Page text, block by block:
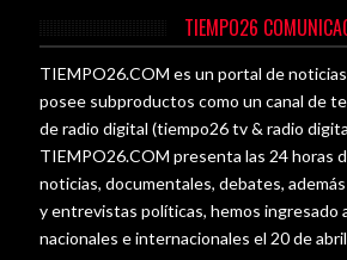
TIEMPO26
TIEMPO26.COM es un portal de
posee subproductos como un canal de
de radio digital (tiempo26 tv & radio
TIEMPO26.COM presenta las 24 horas
noticias, documentales, debates,
y entrevistas políticas, hemos ingresado
nacionales e internacionales el 20 de